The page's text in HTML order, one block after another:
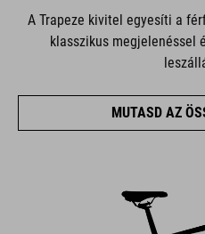
A Trapeze kivitel egyesíti a
klasszikus megjelenéssel
MUTASD AZ